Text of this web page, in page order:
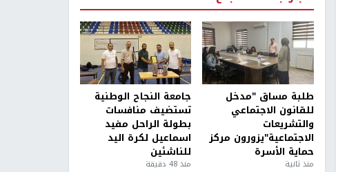
طلبة مساق "مدخل
للقانون الاجتماعي
والتشريعات
الاجتماعية"يزورون مركز
حماية الأسرة
منذ ثانية
جامعة النجاح الوطنية
تستضيف منافسات
بطولة الراحل مفيد
اسماعيل لكرة اليد
للناشئين
منذ 48 دقيقة